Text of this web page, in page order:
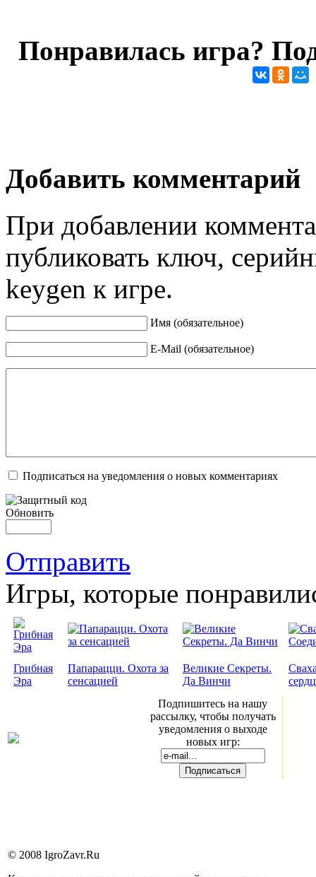
Понравилась игра?
Добавить комментарий
При добавлении
публиковать ключ,
keygen к игре.
Имя (обязательное)
E-Mail (обязательное)
Подписаться на уведомления о новых комментариях
Обновить
Отправить
Игры, которые
Грибная
Эра
Папарацци. Охота за
сенсацией
Великие Секреты.
Да Винчи
Подпишитесь на нашу
рассылку, чтобы получать
уведомления о выходе
новых игр:
© 2008 IgroZavr.Ru